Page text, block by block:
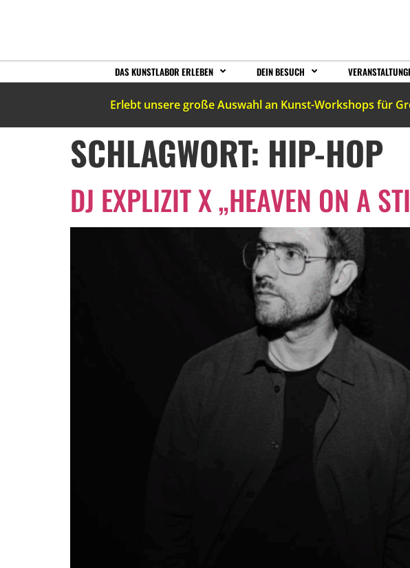
DAS KUNSTLABOR ERLEBEN DEIN BESUCH
Erlebt unsere große Auswahl an Kunst-Workshops für
SCHLAGWORT: HIP-HOP
DJ EXPLIZIT X „HEAVEN ON A